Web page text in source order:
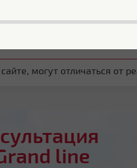
могут отличаться от
line